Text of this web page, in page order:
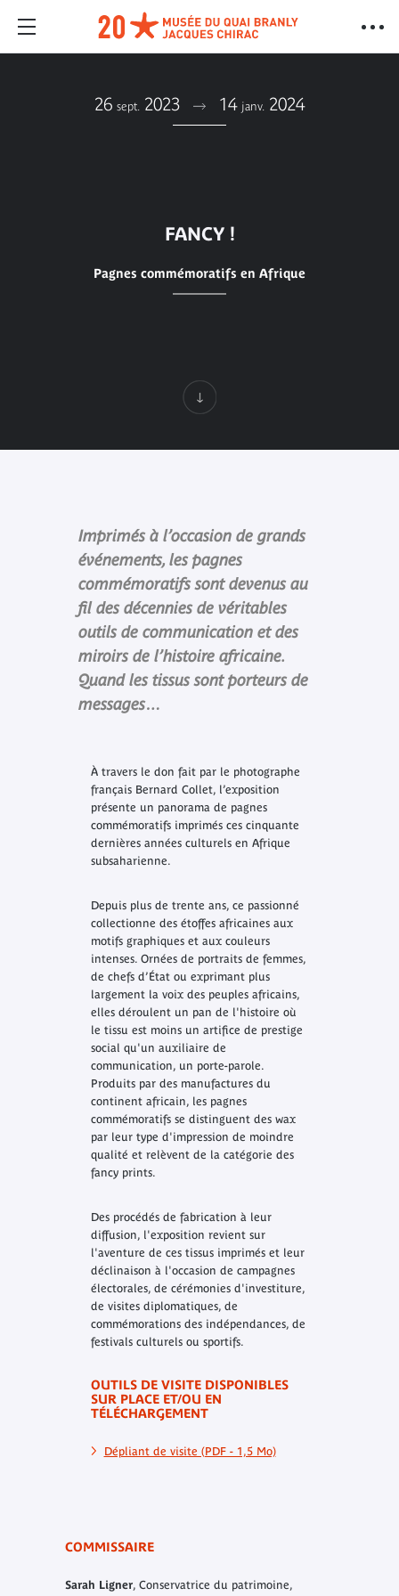
26 sept. 2023 14 janv. 2024
FANCY !
Pagnes commémoratifs en Afrique
Imprimés à l’occasion de grands
événements, les pagnes
commémoratifs sont devenus au
fil des décennies de véritables
outils de communication et des
miroirs de l’histoire africaine.
Quand les tissus sont porteurs de
messages…
À travers le don fait par le photographe
français Bernard Collet, l’exposition
présente un panorama de pagnes
commémoratifs imprimés ces cinquante
dernières années culturels en Afrique
subsaharienne.
Depuis plus de trente ans, ce passionné
collectionne des étoffes africaines aux
motifs graphiques et aux couleurs
intenses. Ornées de portraits de femmes,
de chefs d’État ou exprimant plus
largement la voix des peuples africains,
elles déroulent un pan de l'histoire où
le tissu est moins un artifice de prestige
social qu'un auxiliaire de
communication, un porte-parole.
Produits par des manufactures du
continent africain, les pagnes
commémoratifs se distinguent des wax
par leur type d'impression de moindre
qualité et relèvent de la catégorie des
fancy prints.
Des procédés de fabrication à leur
diffusion, l'exposition revient sur
l'aventure de ces tissus imprimés et leur
déclinaison à l'occasion de campagnes
électorales, de cérémonies d'investiture,
de visites diplomatiques, de
commémorations des indépendances, de
festivals culturels ou sportifs.
OUTILS DE VISITE DISPONIBLES
SUR PLACE ET/OU EN
TÉLÉCHARGEMENT
Dépliant de visite (PDF - 1,5 Mo)
COMMISSAIRE
Sarah Ligner, Conservatrice du patrimoine,